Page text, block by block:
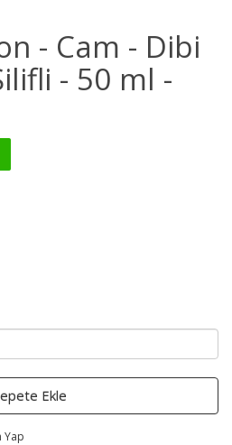
- Cam - Dibi
- 50 ml -
Ekle
Yap